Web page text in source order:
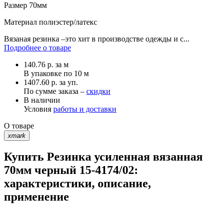
Размер 70мм
Материал полиэстер/латекс
Вязаная резинка –это хит в производстве одежды и с...
Подробнее о товаре
140.76 р. за м
В упаковке по 10 м
1407.60 р. за уп.
По сумме заказа – скидки
В наличии
Условия работы и доставки
О товаре
xmark
Купить Резинка усиленная вязанная
70мм черный 15-4174/02:
характеристики, описание,
применение